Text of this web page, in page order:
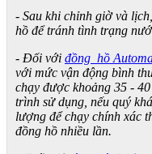
- Sau khi chỉnh giờ và
hồ để tránh tình trạng
- Đối với đồng hồ
với mức vận động bình
chạy được khoảng 35 -
trình sử dụng, nếu quý
lượng để chạy chính xác
đồng hồ nhiều lần.